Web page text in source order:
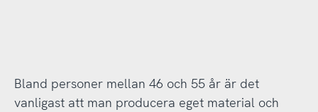
Bland personer mellan 46 och 55 år är det
vanligast att man producera eget material och